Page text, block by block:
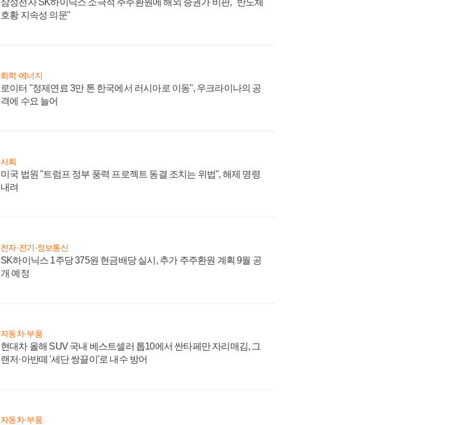
호황 지속성 의문"
화학·에너지
로이터 "정제연료 3만 톤 한국에서 러시아로 이동", 우크라이나의 공
격에 수요 늘어
사회
미국 법원 "트럼프 정부 풍력 프로젝트 동결 조치는 위법", 해제 명령
내려
전자·전기·정보통신
SK하이닉스 1주당 375원 현금배당 실시, 추가 주주환원 계획 9월 공
개 예정
자동차·부품
현대차 올해 SUV 국내 베스트셀러 톱10에서 싼타페만 자리매김, 그
랜저·아반떼 '세단 쌍끌이'로 내수 방어
자동차·부품